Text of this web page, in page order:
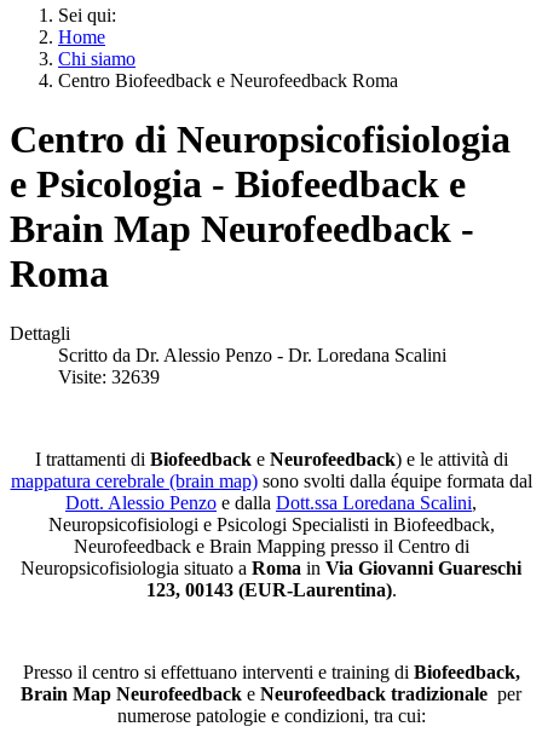
Sei qui:
Home
Chi siamo
Centro Biofeedback e Neurofeedback Roma
Centro di Neuropsicofisiologia
e Psicologia - Biofeedback e
Brain Map Neurofeedback -
Roma
Dettagli
Scritto da Dr. Alessio Penzo - Dr. Loredana Scalini
Visite: 32639
I trattamenti di Biofeedbacke Neurofeedback) e le attività di
mappatura cerebrale (brain map)sono svolti dalla équipe formata dal
Dott. Alessio Penzo e dalla Dott.ssa Loredana Scalini,
Neuropsicofisiologi e Psicologi Specialisti in Biofeedback,
Neurofeedback e Brain Mapping presso il Centro di
Neuropsicofisiologia situato a Roma in Via Giovanni Guareschi
123, 00143 (EUR-Laurentina).
Presso il centro si effettuano interventi e training di Biofeedback,
Brain Map Neurofeedback e Neurofeedback tradizionale per
numerose patologie e condizioni, tra cui: